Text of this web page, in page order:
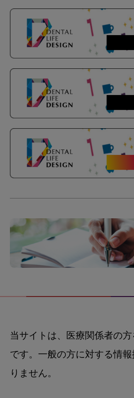
当サイトは、医療関係者の
です。一般の方に対する情
りません。